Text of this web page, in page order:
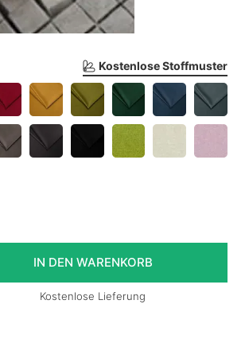
Kostenlose Stoffmuster
Kostenlose Lieferung